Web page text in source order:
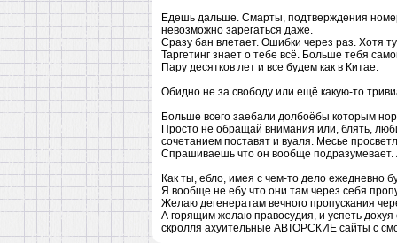
Едешь дальше. Смарты, подтверждения
невозможно зарегаться даже.
Сразу бан влетает. Ошибки через раз. Хотя
Таргетинг знает о тебе всё. Больше тебя
Пару десятков лет и все будем как в Китае.
Обидно не за свободу или ещё какую-то
Больше всего заебали долбоёбы которым
Просто не обращай внимания или, блять,
сочетанием поставят и вуаля. Месье
Спрашиваешь что он вообще
Как ты, ебло, имея с чем-то дело ежедневно
Я вообще не ебу что они там через себя
Желаю дегенератам вечного пропускания
А горящим желаю правосудия, и успеть дохуя
скролля ахуительные АВТОРСКИЕ сайты с